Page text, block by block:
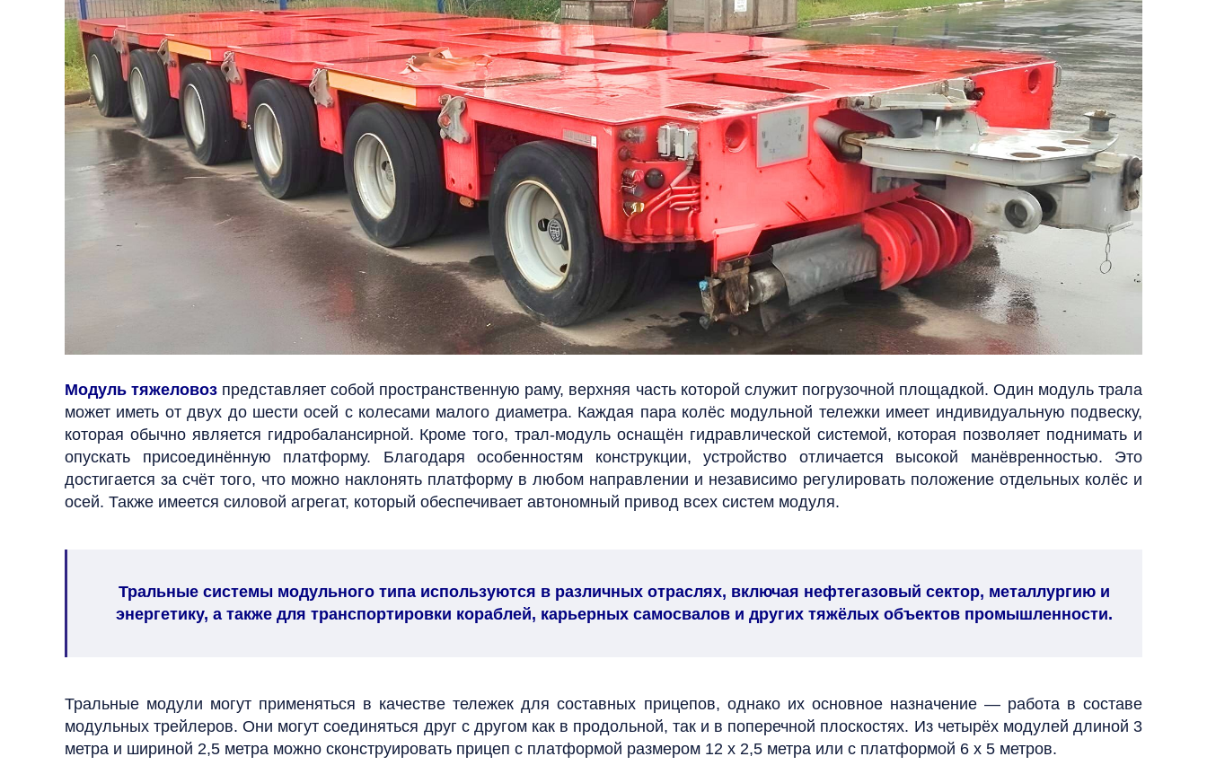
Модуль тяжеловоз представляет собой пространственную раму, верхняя часть которой служит погрузочной площадкой. Один модуль трала
может иметь от двух до шести осей с колесами малого диаметра. Каждая пара колёс модульной тележки имеет индивидуальную подвеску,
которая обычно является гидробалансирной. Кроме того, трал-модуль оснащён гидравлической системой, которая позволяет поднимать и
опускать присоединённую платформу. Благодаря особенностям конструкции, устройство отличается высокой манёвренностью. Это
достигается за счёт того, что можно наклонять платформу в любом направлении и независимо регулировать положение отдельных колёс и
осей. Также имеется силовой агрегат, который обеспечивает автономный привод всех систем модуля.
Тральные системы модульного типаиспользуются в различных отраслях, включая нефтегазовый сектор, металлургию и
энергетику, а также для транспортировки кораблей, карьерных самосвалов и других тяжёлых объектов промышленности.
Тральные модули могут применяться в качестве тележек для составных прицепов, однако их основное назначение — работа в составе
модульных трейлеров. Они могут соединяться друг с другом как в продольной, так и в поперечной плоскостях. Из четырёх модулей длиной 3
метра и шириной 2,5 метра можно сконструировать прицеп с платформой размером 12 х 2,5 метра или с платформой 6 х 5 метров.